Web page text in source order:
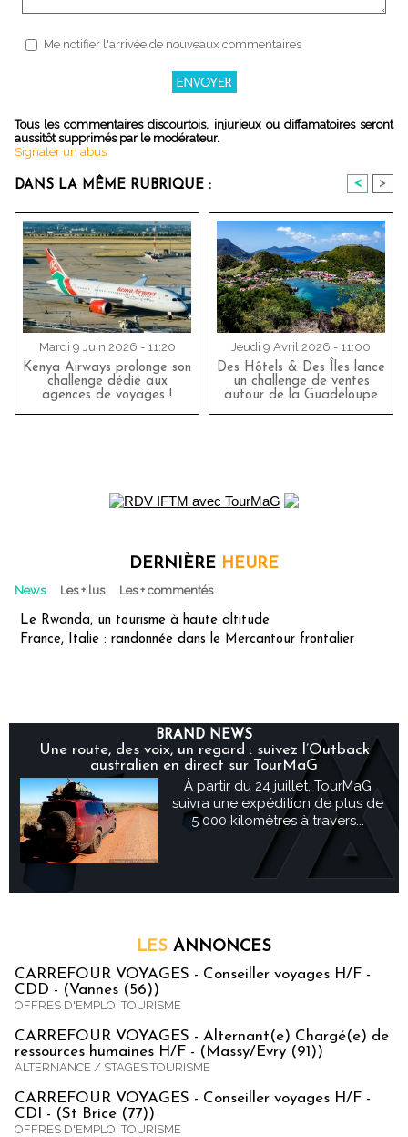
Me notifier l'arrivée de nouveaux commentaires
Tous les commentaires discourtois, injurieux ou diffamatoires seront
aussitôt supprimés par le modérateur.
Signaler un abus
DANS LA MÊME RUBRIQUE : < >
Mardi 9 Juin 2026 - 11:20
Kenya Airways prolonge son
challenge dédié aux
agences de voyages !
Jeudi 9 Avril 2026 - 11:00
Des Hôtels & Des Îles lance
un challenge de ventes
autour de la Guadeloupe
DERNIÈRE HEURE
News Les + lus Les + commentés
Le Rwanda, un tourisme à haute altitude
France, Italie : randonnée dans le Mercantour frontalier
BRAND NEWS
Une route, des voix, un regard : suivez l’Outback
australien en direct sur TourMaG
À partir du 24 juillet, TourMaG
suivra une expédition de plus de
5 000 kilomètres à travers...
LES ANNONCES
CARREFOUR VOYAGES - Conseiller voyages H/F -
CDD - (Vannes (56))
OFFRES D'EMPLOI TOURISME
CARREFOUR VOYAGES - Alternant(e) Chargé(e) de
ressources humaines H/F - (Massy/Evry (91))
ALTERNANCE / STAGES TOURISME
CARREFOUR VOYAGES - Conseiller voyages H/F -
CDI - (St Brice (77))
OFFRES D'EMPLOI TOURISME